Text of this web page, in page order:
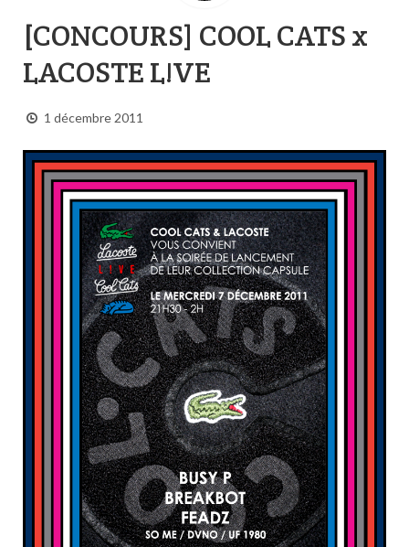
[CONCOURS] COOL CATS x
LACOSTE L!VE
1 décembre 2011